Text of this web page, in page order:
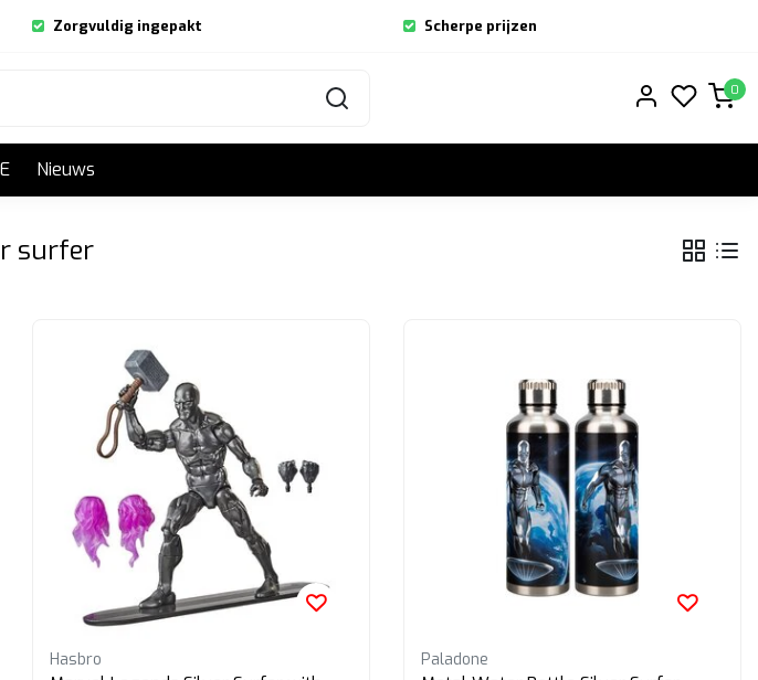
Zorgvuldig ingepakt Scherpe prijzen
0
Nieuws
surfer
Hasbro Paladone